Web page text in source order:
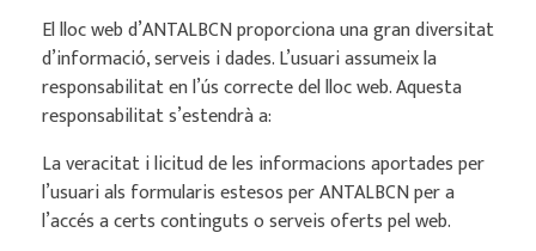
El lloc web d’ANTALBCN proporciona una gran diversitat
d’informació, serveis i dades. L’usuari assumeix la
responsabilitat en l’ús correcte del lloc web. Aquesta
responsabilitat s’estendrà a:
La veracitat i licitud de les informacions aportades per
l’usuari als formularis estesos per ANTALBCN per a
l’accés a certs continguts o serveis oferts pel web.